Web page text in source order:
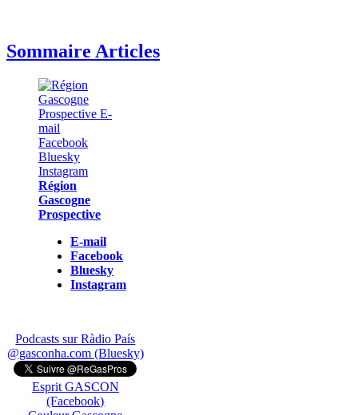
Sommaire Articles
Région
Gascogne
Prospective
E-mail
Facebook
Bluesky
Instagram
Podcasts sur Ràdio País
@gasconha.com (Bluesky)
Esprit GASCON
(Facebook)